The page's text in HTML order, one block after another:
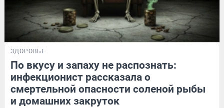
ЗДОРОВЬЕ
По вкусу и запаху не распознать:
инфекционист рассказала о
смертельной опасности соленой рыбы
и домашних закруток